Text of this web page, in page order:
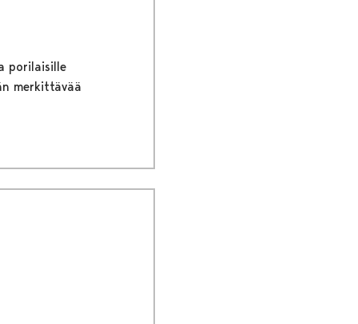
porilaisille
merkittävää